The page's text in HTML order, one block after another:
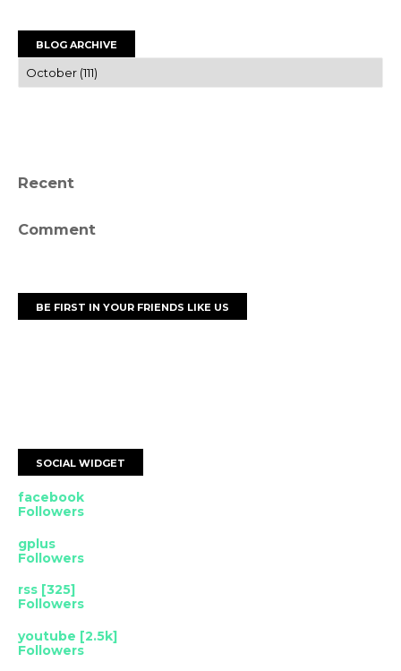
BLOG ARCHIVE
Recent
Comment
BE FIRST IN YOUR FRIENDS LIKE US
SOCIAL WIDGET
facebook
Followers
gplus
Followers
rss [325]
Followers
youtube [2.5k]
Followers